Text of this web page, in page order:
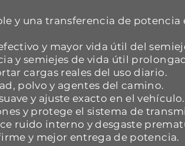
y una transferencia de
y mayor vida útil del
y semiejes de vida útil
cargas reales del uso diario.
polvo y agentes del camino.
y ajuste exacto en el vehículo.
y protege el sistema de
ruido interno y desgaste
y mejor entrega de potencia.